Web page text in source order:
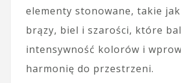
elementy stonowane, takie
brązy, biel i szarości, które
intensywność kolorów i
harmonię do przestrzeni.